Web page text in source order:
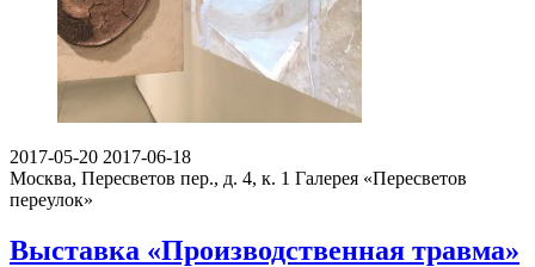
2017-05-20 2017-06-18
Москва, Пересветов пер., д. 4, к. 1 Галерея «Пересветов
переулок»
Выставка «Производственная травма»